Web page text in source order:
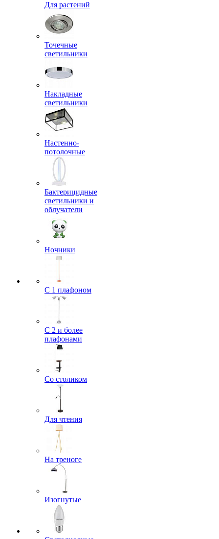
Для растений
Точечные
светильники
Накладные
светильники
Настенно-
потолочные
Бактерицидные
светильники и
облучатели
Ночники
С 1 плафоном
С 2 и более
плафонами
Со столиком
Для чтения
На треноге
Изогнутые